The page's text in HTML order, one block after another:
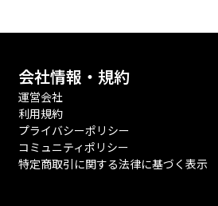
会社情報・規約
運営会社
利用規約
プライバシーポリシー
コミュニティポリシー
特定商取引に関する法律に基づく表示